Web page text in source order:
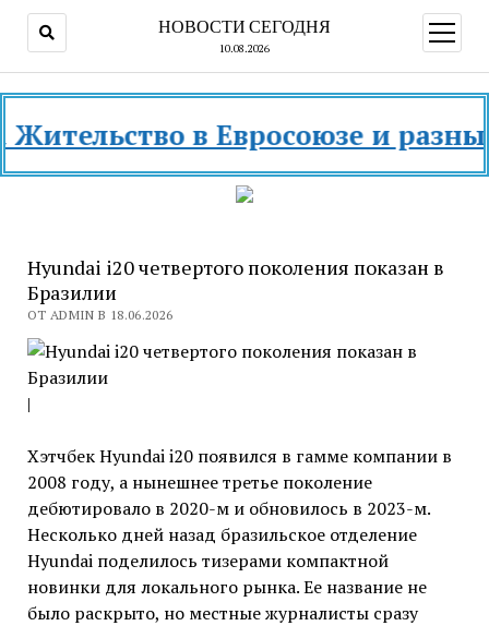
НОВОСТИ СЕГОДНЯ
10.08.2026
меню
в Евросоюзе и разных
Hyundai i20 четвертого поколения показан в
Бразилии
ОТ ADMIN В 18.06.2026
|
Хэтчбек Hyundai i20 появился в гамме компании в
2008 году, а нынешнее третье поколение
дебютировало в 2020-м и обновилось в 2023-м.
Несколько дней назад бразильское отделение
Hyundai поделилось тизерами компактной
новинки для локального рынка. Ее название не
было раскрыто, но местные журналисты сразу